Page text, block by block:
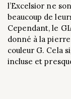
l’Excelsior ne
beaucoup de
Cependant, le
donné à la
couleur G. Cela
incluse et